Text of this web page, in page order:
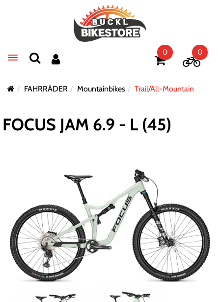
Toggle navigation
0 0
FAHRRÄDER Mountainbikes Trail/All-Mountain
FOCUS JAM 6.9 - L (45)